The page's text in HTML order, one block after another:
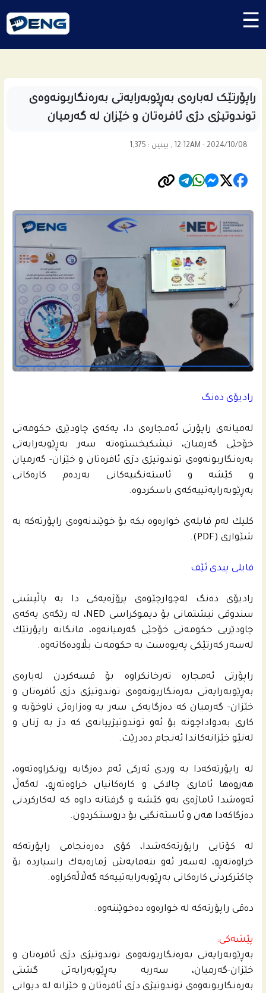
☰
راپۆرتێک لەبارەی بەڕێوبەرایەتی بەرەنگاربونەوەی
توندوتیژی دژی ئافرەتان و خێزان له‌ گه‌رمیان
12:12AM - 2024/10/08 , بینین : 1,375
رادیۆی ده‌نگ
له‌میانه‌ى راپۆرتی ئه‌مجاره‌ى دا، یه‌كه‌ى چاودێری حكومه‌تى
خۆجێی گه‌رمیان، تیشكیخستوه‌ته‌ سه‌ر بەڕێوبەرایەتی
بەرەنگاربونەوەی توندوتیژی دژی ئافرەتان و خێزان- گه‌رمیان
و كێشه‌ و ئاسته‌نگییه‌كانى به‌رده‌م كاره‌كانى
به‌ڕێوبه‌رایه‌تییه‌كه‌ى باسكردوه‌.
كلیك لەم فایلەی خواره‌وه‌ بكه‌ بۆ خوێندنه‌وه‌ى راپۆرته‌کە به‌
شێوازى (PDF).
فایلی پیدی ئێف
رادیۆی ده‌نگ له‌چوارچێوه‌ى پرۆژه‌یه‌كى دا به‌ پاڵپشتى
سندوقی نیشتمانى بۆ دیموكراسی NED، له‌ رێگه‌ى یه‌كه‌ى
چاودێریی حكومه‌تى خۆجێی گه‌رمیانه‌وه‌، مانگانه‌ راپۆرتێك
له‌سه‌ر كه‌رتێكى په‌یوه‌ست به‌ حكومه‌ت بڵاوده‌كاته‌وه‌.
راپۆرتى ئه‌مجاره‌ ته‌رخانكراوه‌ بۆ قسه‌كردن له‌باره‌ى
بەڕێوبەرایەتی بەرەنگاربونەوەی توندوتیژی دژی ئافرەتان و
خێزان- گه‌رمیان كه‌ ده‌زگایه‌كى سه‌ر به‌ وه‌زاره‌تى ناوخۆیه‌ و
كارى به‌دواداچونه‌ بۆ ئه‌و توندوتیژییانه‌ى كه‌ دژ به‌ ژنان و
له‌نێو خێزانه‌كاندا ئه‌نجام ده‌درێت.
له‌ راپۆرته‌كه‌دا به‌ وردی ئه‌ركی ئه‌م ده‌زگایه‌ رونكراوه‌ته‌وه‌،
هه‌روه‌ها ئامارى چالاكی و كاره‌كانیان خراوه‌ته‌ڕو، له‌گه‌ڵ
ئه‌وه‌شدا ئاماژه‌ى به‌و كێشه‌ و گرفتانه‌ داوه‌ كه‌ له‌كاركردنى
ده‌زگاكه‌دا هه‌ن و ئاسته‌نگیی بۆ دروستكردون.
له‌ كۆتایی راپۆرته‌كه‌شدا، كۆی ده‌ره‌نجامى راپۆرته‌كه‌
خراوه‌ته‌ڕو، له‌سه‌ر ئه‌و بنه‌مایه‌ش ژماره‌یه‌ك راسپارده‌ بۆ
چاكتركردنى كاره‌كانى به‌ڕێوبه‌رایه‌تییه‌كه‌ گه‌ڵاڵه‌كراوه‌.
ده‌قی راپۆرته‌كه‌ له‌ خواره‌وه‌ ده‌خوێننه‌وه‌.
پێشەکی:
بەڕێوبەرایەتی بەرەنگاربونەوەی توندوتیژی دژی ئافرەتان و
خێزان-گەرمیان، سەربە بەڕێوبەرایەتی گشتی
بەرەنگاربونەوەی توندوتیژی دژی ئافرەتان و خێزانە لە دیوانی